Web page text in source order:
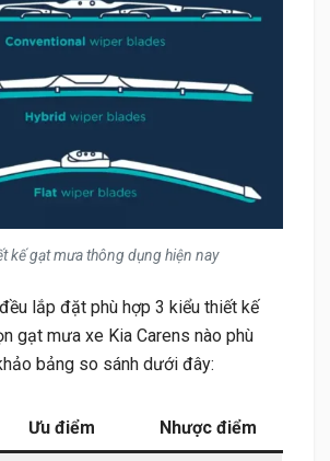
kế gạt mưa thông dụng hiện nay
lắp đặt phù hợp 3 kiểu thiết kế
gạt mưa xe Kia Carens nào phù
bảng so sánh dưới đây:
Ưu điểm Nhược điểm